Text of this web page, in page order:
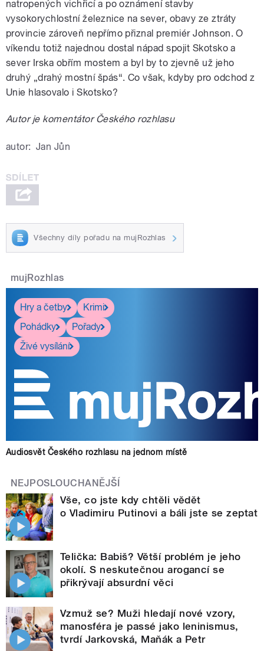
natropených vichřicí a po oznámení stavby
vysokorychlostní železnice na sever, obavy ze ztráty
provincie zároveň nepřímo přiznal premiér Johnson. O
víkendu totiž najednou dostal nápad spojit Skotsko a
sever Irska obřím mostem a byl by to zjevně už jeho
druhý „drahý mostní špás“. Co však, kdyby pro odchod z
Unie hlasovalo i Skotsko?
Autor je komentátor Českého rozhlasu
autor: Jan Jůn
Všechny díly pořadu na mujRozhlas
mujRozhlas
Hry a četby
Krimi
Pohádky
Pořady
Živé vysílání
Audiosvět Českého rozhlasu na jednom místě
NEJPOSLOUCHANĚJŠÍ
Vše, co jste kdy chtěli vědět
o Vladimiru Putinovi a báli jste se zeptat
Telička: Babiš? Větší problém je jeho
okolí. S neskutečnou arogancí se
přikrývají absurdní věci
Vzmuž se? Muži hledají nové vzory,
manosféra je passé jako leninismus,
tvrdí Jarkovská, Maňák a Petr